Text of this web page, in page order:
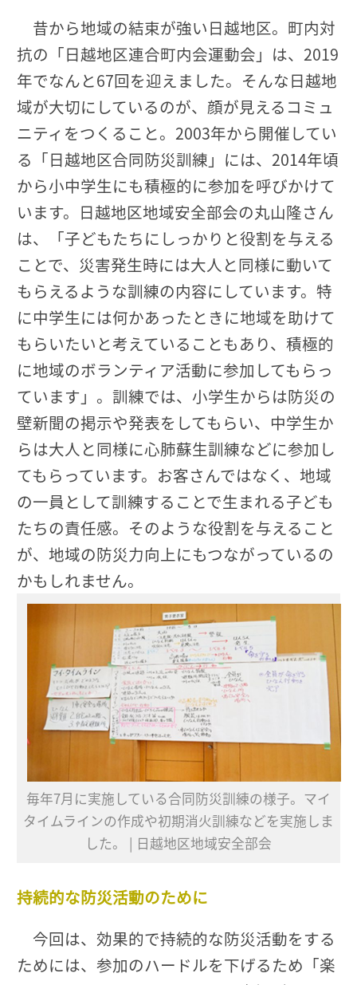
昔から地域の結束が強い日越地区。町内対
抗の「日越地区連合町内会運動会」は、2019
年でなんと67回を迎えました。そんな日越地
域が大切にしているのが、顔が見えるコミュ
ニティをつくること。2003年から開催してい
る「日越地区合同防災訓練」には、2014年頃
から小中学生にも積極的に参加を呼びかけて
います。日越地区地域安全部会の丸山隆さん
は、「子どもたちにしっかりと役割を与える
ことで、災害発生時には大人と同様に動いて
もらえるような訓練の内容にしています。特
に中学生には何かあったときに地域を助けて
もらいたいと考えていることもあり、積極的
に地域のボランティア活動に参加してもらっ
ています」。訓練では、小学生からは防災の
壁新聞の掲示や発表をしてもらい、中学生か
らは大人と同様に心肺蘇生訓練などに参加し
てもらっています。お客さんではなく、地域
の一員として訓練することで生まれる子ども
たちの責任感。そのような役割を与えること
が、地域の防災力向上にもつながっているの
かもしれません。
毎年7月に実施している合同防災訓練の様子。マイ
タイムラインの作成や初期消火訓練などを実施しま
した。 | 日越地区地域安全部会
持続的な防災活動のために
今回は、効果的で持続的な防災活動をする
ためには、参加のハードルを下げるため「楽